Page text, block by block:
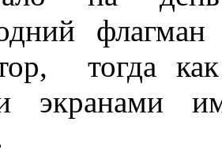
тогда
экранами